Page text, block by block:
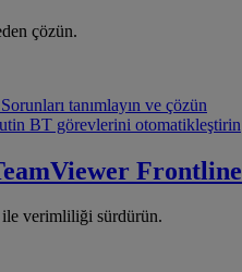
çözün.
Sorunları tanımlayın ve çözün
BT görevlerini otomatikleştirin
Frontline
ile verimliliği sürdürün.